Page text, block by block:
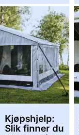
Kjøpshjelp:
Slik finner du